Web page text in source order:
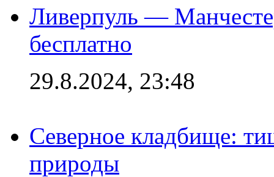
Ливерпуль —
бесплатно
29.8.2024, 23:48
Северное кладбище:
природы